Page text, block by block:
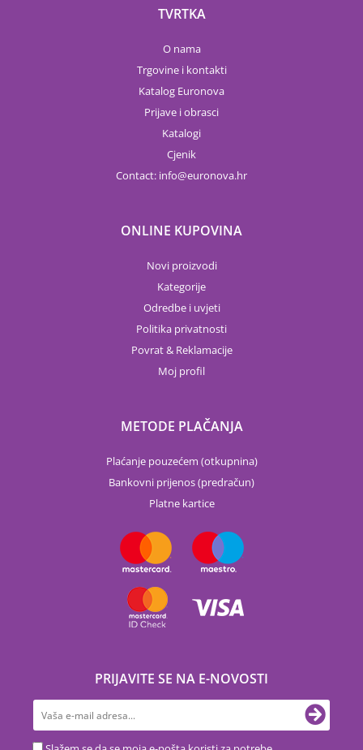
TVRTKA
O nama
Trgovine i kontakti
Katalog Euronova
Prijave i obrasci
Katalogi
Cjenik
Contact: info euronova.hr
ONLINE KUPOVINA
Novi proizvodi
Kategorije
Odredbe i uvjeti
Politika privatnosti
Povrat & Reklamacije
Moj profil
METODE PLAČANJA
Plaćanje pouzećem (otkupnina)
Bankovni prijenos (predračun)
Platne kartice
PRIJAVITE SE NA E-NOVOSTI